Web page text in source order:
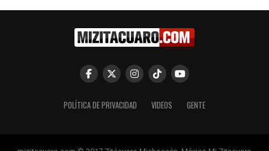
Fabiola Alanís destaca la organización ciudadana para
difundir los avances de la Cuarta Transformación en
Alfredo Ramírez Bedolla eleva a 82 mil la meta de
POLÍTICA DE PRIVACIDAD VIDEOS GENTE